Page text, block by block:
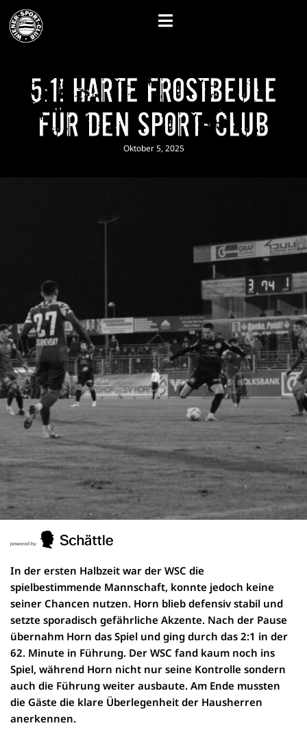
5:1! Harte Frostbeule
für den Sport-Club
Oktober 5, 2025
In der ersten Halbzeit war der WSC die
spielbestimmende Mannschaft, konnte jedoch keine
seiner Chancen nutzen. Horn blieb defensiv stabil und
setzte sporadisch gefährliche Akzente. Nach der Pause
übernahm Horn das Spiel und ging durch das 2:1 in der
62. Minute in Führung. Der WSC fand kaum noch ins
Spiel, während Horn nicht nur seine Kontrolle sondern
auch die Führung weiter ausbaute. Am Ende mussten
die Gäste die klare Überlegenheit der Hausherren
anerkennen.